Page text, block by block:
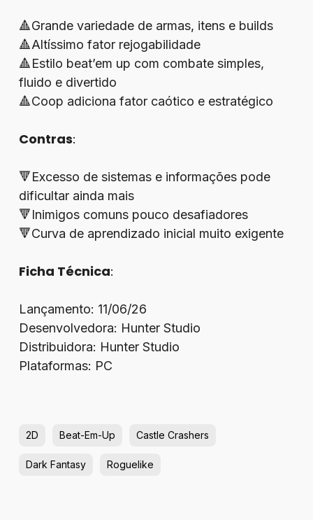
🔺Grande variedade de armas, itens e builds
🔺Altíssimo fator rejogabilidade
🔺Estilo beat’em up com combate simples,
fluido e divertido
🔺Coop adiciona fator caótico e estratégico
Contras:
🔻Excesso de sistemas e informações pode
dificultar ainda mais
🔻Inimigos comuns pouco desafiadores
🔻Curva de aprendizado inicial muito exigente
Ficha Técnica:
Lançamento: 11/06/26
Desenvolvedora: Hunter Studio
Distribuidora: Hunter Studio
Plataformas: PC
2D Beat-Em-Up Castle Crashers
Dark Fantasy Roguelike